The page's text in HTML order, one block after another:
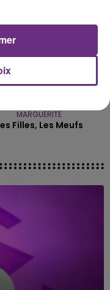
MARGUERITE
Filles, Les Meufs